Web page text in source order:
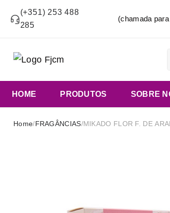
(+351) 253 488
285
(chamada
HOME PRODUTOS SOBRE
Home/FRAGÂNCIAS/MIKADO FLOR F. DE